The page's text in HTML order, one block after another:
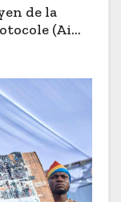
de la
(Aimé